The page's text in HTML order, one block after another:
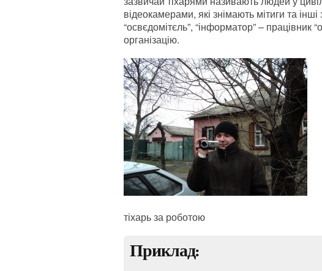
відеокамерами, які знімають мітиги та
“освєдомітєль”, “інформатор” – працівник
організацію.
тіхарь за роботою
Приклад: